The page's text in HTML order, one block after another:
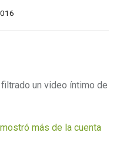
un video íntimo de
más de la cuenta